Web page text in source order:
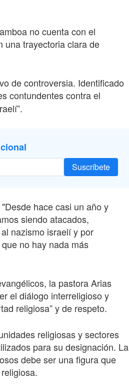
no cuenta con el
una trayectoria clara de
de controversia. Identificado
contundentes contra el
Suscríbete
hace casi un año y
siendo atacados,
nazismo israelí y por
no hay nada más
la pastora Arias
el diálogo interreligioso y
religiosa” y de respeto.
religiosas y sectores
para su designación. La
debe ser una figura que